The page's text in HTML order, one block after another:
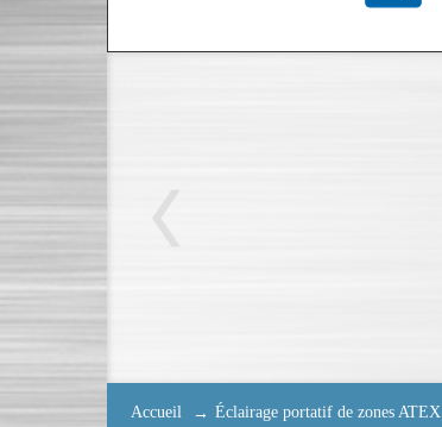
Accueil Éclairage portatif de zones ATEX